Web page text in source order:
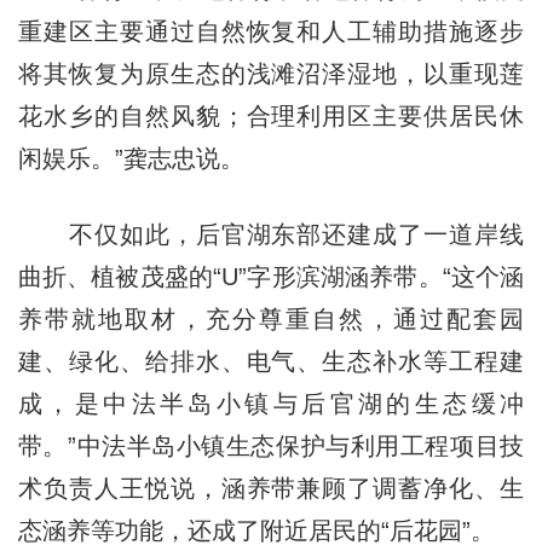
重建区主要通过自然恢复和人工辅助措施逐步
将其恢复为原生态的浅滩沼泽湿地，以重现莲
花水乡的自然风貌；合理利用区主要供居民休
闲娱乐。”龚志忠说。
不仅如此，后官湖东部还建成了一道岸线
曲折、植被茂盛的“U”字形滨湖涵养带。“这个涵
养带就地取材，充分尊重自然，通过配套园
建、绿化、给排水、电气、生态补水等工程建
成，是中法半岛小镇与后官湖的生态缓冲
带。”中法半岛小镇生态保护与利用工程项目技
术负责人王悦说，涵养带兼顾了调蓄净化、生
态涵养等功能，还成了附近居民的“后花园”。